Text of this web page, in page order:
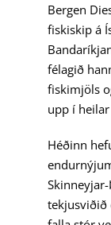
Bergen
fiskiskip á
félagið
fiskimjöls
upp í
Héðinn
tekjusviðið